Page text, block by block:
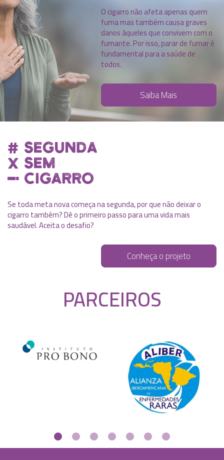
O cigarro não afeta apenas quem
fuma mas também causa graves
danos àqueles que convivem com o
fumante. Por isso, parar de fumar é
fundamental para a saúde de
todos.
Saiba Mais
Se toda meta nova começa na segunda, por que não deixar o
cigarro também? Dê o primeiro passo para uma vida mais
saudável. Aceita o desafio?
Conheça o projeto
PARCEIROS